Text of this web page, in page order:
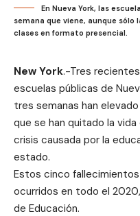
En Nueva York, las
semana que viene, aunque
clases en formato presencial.
New York.-Tres
escuelas públicas de
tres semanas han
que se han quitado la
crisis causada por la
estado.
Estos cinco
ocurridos en todo el
de Educación.